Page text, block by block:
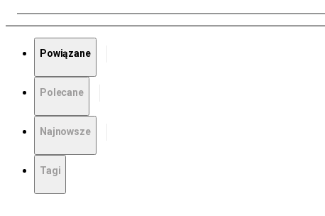
Powiązane
Polecane
Najnowsze
Tagi